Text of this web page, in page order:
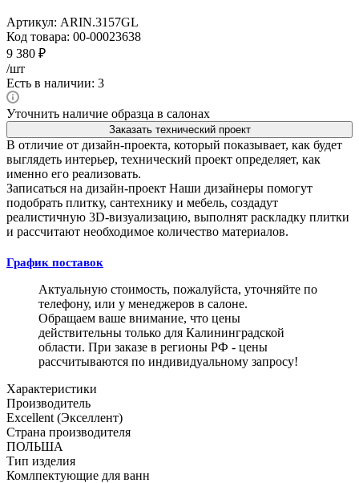
Артикул: ARIN.3157GL
Код товара: 00-00023638
9 380 ₽
/шт
Есть в наличии: 3
Уточнить наличие образца в салонах
Заказать технический проект
В отличие от дизайн-проекта, который показывает, как будет
выглядеть интерьер, технический проект определяет, как
именно его реализовать.
Записаться на дизайн-проект Наши дизайнеры помогут
подобрать плитку, сантехнику и мебель, создадут
реалистичную 3D-визуализацию, выполнят раскладку плитки
и рассчитают необходимое количество материалов.
График поставок
Актуальную стоимость, пожалуйста, уточняйте по
телефону, или у менеджеров в салоне.
Обращаем ваше внимание, что цены
действительны только для Калининградской
области. При заказе в регионы РФ - цены
рассчитываются по индивидуальному запросу!
Характеристики
Производитель
Excellent (Экселлент)
Страна производителя
ПОЛЬША
Тип изделия
Комлпектующие для ванн